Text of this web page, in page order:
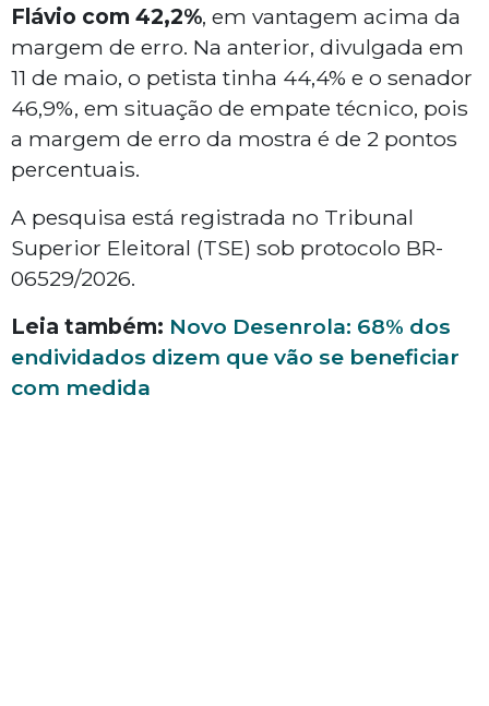
Flávio com 42,2%, em vantagem acima da
margem de erro. Na anterior, divulgada em
11 de maio, o petista tinha 44,4% e o senador
46,9%, em situação de empate técnico, pois
a margem de erro da mostra é de 2 pontos
percentuais.
A pesquisa está registrada no Tribunal
Superior Eleitoral (TSE) sob protocolo BR-
06529/2026.
Leia também: Novo Desenrola: 68% dos
endividados dizem que vão se beneficiar
com medida